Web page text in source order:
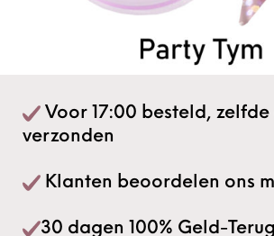
Voor 17:00 besteld,
verzonden
Klanten beoordelen ons
30 dagen 100% Geld-